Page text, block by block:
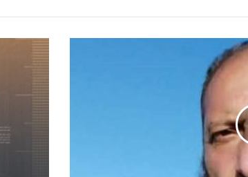
أطباء
غزة
القضبان..
الاحتلال